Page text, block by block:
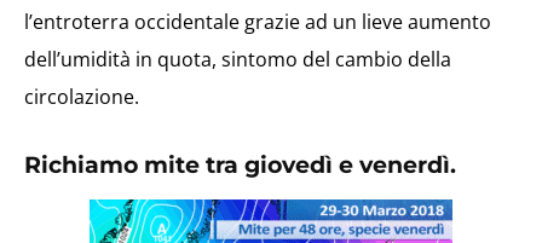
l’entroterra occidentale grazie ad un lieve aumento
dell’umidità in quota, sintomo del cambio della
circolazione.
Richiamo mite tra giovedì e venerdì.